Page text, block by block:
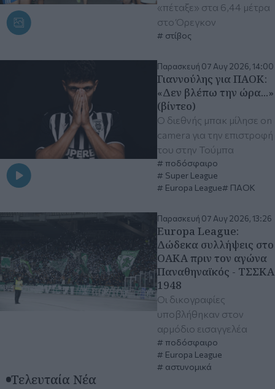
«πέταξε» στα 6,44 μέτρα
στο Όρεγκον
στίβος
Παρασκευή 07 Αυγ 2026, 14:00
Γιαννούλης για ΠΑΟΚ:
«Δεν βλέπω την ώρα...»
(βίντεο)
Ο διεθνής μπακ μίλησε on
camera για την επιστροφή
του στην Τούμπα
ποδόσφαιρο
Super League
Europa League
ΠΑΟΚ
Παρασκευή 07 Αυγ 2026, 13:26
Europa League:
Δώδεκα συλλήψεις στο
ΟΑΚΑ πριν τον αγώνα
Παναθηναϊκός - ΤΣΣΚΑ
1948
Οι δικογραφίες
υποβλήθηκαν στον
αρμόδιο εισαγγελέα
ποδόσφαιρο
Europa League
αστυνομικά
Τελευταία Νέα